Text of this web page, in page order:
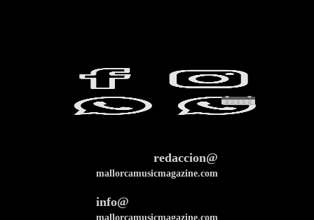
redaccion@
mallorcamusicmagazine.com
info@
mallorcamusicmagazine.com